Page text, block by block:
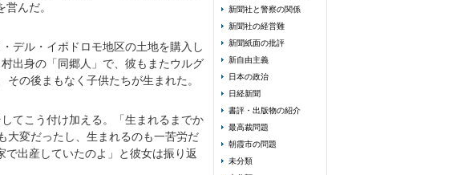
んだ。
デル・イポドロモ地区の土地を購入し
出身の「同郷人」で、彼もまたウルグ
の後まもなく子供たちが生まれた。
てこう付け加える。「生まれるまでか
大変だったし、生まれるのも一苦労だ
出産していたのよ」と彼女は振り返
新聞社と警察の関係
新聞社の経営難
新聞紙面の批評
新自由主義
日本の政治
日経新聞
書評・出版物の紹介
最高裁問題
朝霞市の問題
未分類